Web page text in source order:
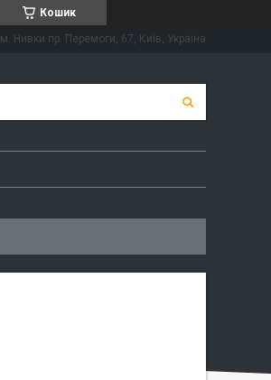
Кошик
м. Нивки пр. Перемоги, 67, Київ, Україна